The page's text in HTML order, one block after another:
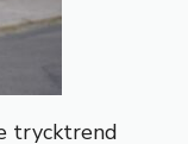
trycktrend